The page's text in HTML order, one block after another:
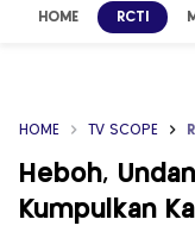
HOME RCTI
HOME TV SCOPE
Heboh,
Kumpulkan